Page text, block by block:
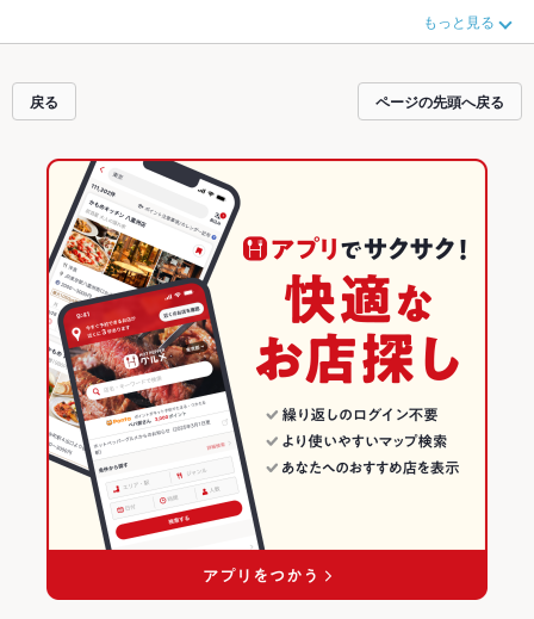
や季節のおすすめ料理など、お店の最新情報をご紹介しているので安心！
24時間使える簡単便利なネット予約が使えるお店も拡大中です。友達どうしの
ッパーグルメをご利用ください。
もっと見る
戻る ページの先頭へ戻る